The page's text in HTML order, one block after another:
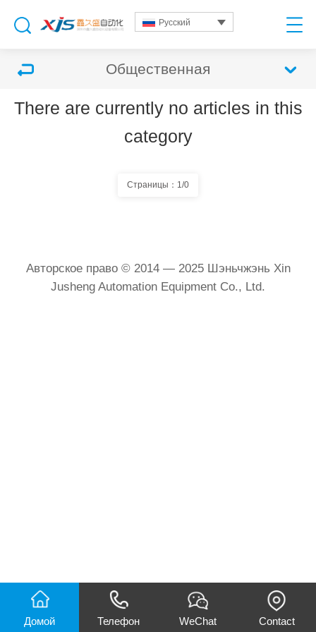
Русский
Общественная
There are currently no articles in this
category
Страницы：1/0
Авторское право © 2014 — 2025 Шэньчжэнь Xin
Jusheng Automation Equipment Co., Ltd.
Домой Телефон WeChat Contact